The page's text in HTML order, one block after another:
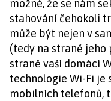
možné, že se nám
stahování čehokoli
může být nejen v
(tedy na straně jeho
straně vaší domácí
technologie Wi-Fi
mobilních telefonů,